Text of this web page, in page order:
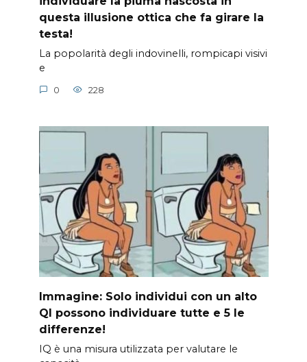
questa illusione ottica che fa girare la
testa!
La popolarità degli indovinelli, rompicapi visivi
e
0 228
Immagine: Solo individui con un alto
QI possono individuare tutte e 5 le
differenze!
IQ è una misura utilizzata per valutare le